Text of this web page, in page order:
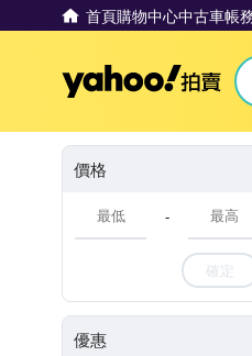
首頁購物中心中古車帳
價格
-
確定
優惠